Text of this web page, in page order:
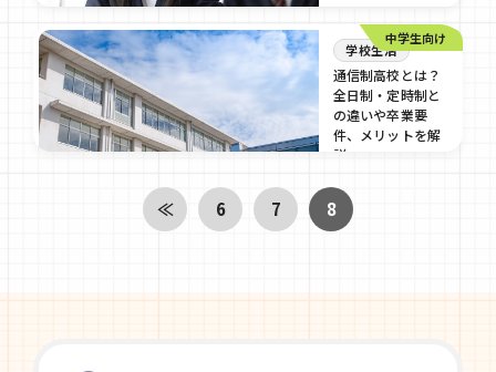
中学生向け
学校生活
通信制高校とは？
全日制・定時制と
の違いや卒業要
件、メリットを解
説
≪ 6 7 8